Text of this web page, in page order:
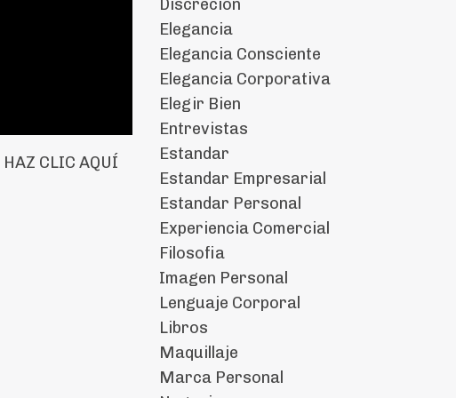
HAZ CLIC AQUÍ
Discrecion
Elegancia
Elegancia Consciente
Elegancia Corporativa
Elegir Bien
Entrevistas
Estandar
Estandar Empresarial
Estandar Personal
Experiencia Comercial
Filosofia
Imagen Personal
Lenguaje Corporal
Libros
Maquillaje
Marca Personal